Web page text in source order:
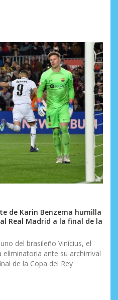
de Karin Benzema humilla
Real Madrid a la final de la
del brasileño Vinícius, el
eliminatoria ante su archirrival
de la Copa del Rey